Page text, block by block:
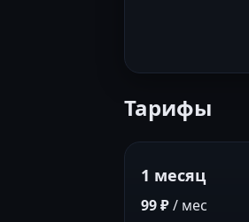
Тарифы
1 месяц
99 ₽/ мес